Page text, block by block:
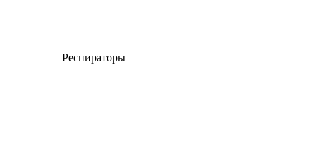
Респираторы